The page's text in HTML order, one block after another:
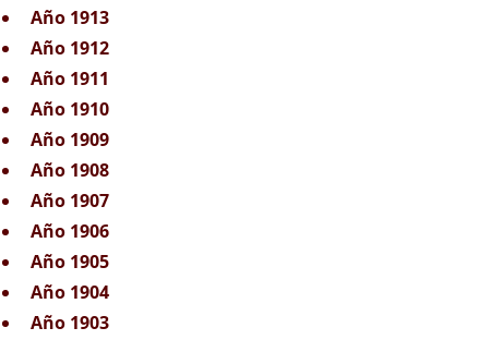
Año 1913
Año 1912
Año 1911
Año 1910
Año 1909
Año 1908
Año 1907
Año 1906
Año 1905
Año 1904
Año 1903